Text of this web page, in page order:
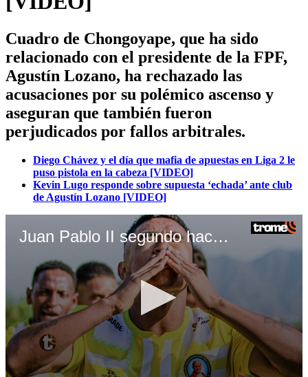
Cuadro de Chongoyape, que ha sido
relacionado con el presidente de la FPF,
Agustín Lozano, ha rechazado las
acusaciones por su polémico ascenso y
aseguran que también fueron
perjudicados por fallos arbitrales.
Diego Chávez y el día que mafia de apuestas en Liga 2 le
puso pistola en la cabeza [VIDEO]
Kevin Lugo responde sobre supuesta ‘echada’ ante club
de Agustín Lozano [VIDEO]
Juan Pablo II segundo hace du descargo a polémico ascenso (Video: Asociación Juan Pablo II)